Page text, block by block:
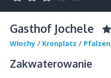
Gasthof Jochele
Włochy / Kronplatz / Pfalzen
Zakwaterowanie